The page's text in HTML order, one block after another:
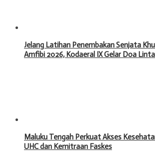
Jelang Latihan Penembakan Senjata
Amfibi 2026, Kodaeral IX Gelar Doa
Maluku Tengah Perkuat Akses
UHC dan Kemitraan Faskes